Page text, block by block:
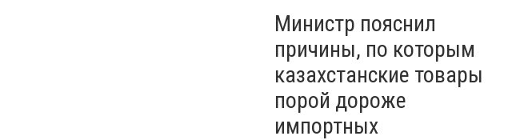
Министр пояснил
причины, по которым
казахстанские товары
порой дороже
импортных